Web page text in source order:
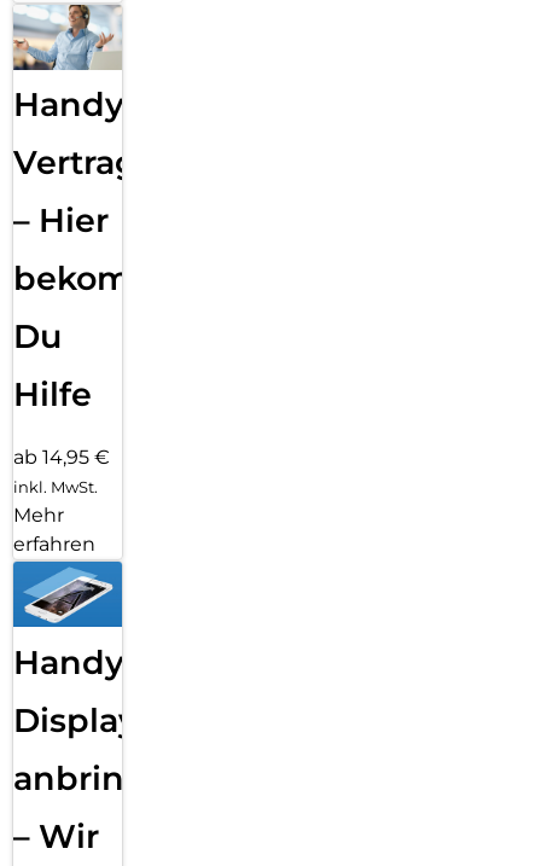
Handy
Vertragsabwicklung
– Hier
bekommst
Du
Hilfe
ab 14,95 €
inkl. MwSt.
Mehr
erfahren
Handy
Displayfolie
anbringen
– Wir